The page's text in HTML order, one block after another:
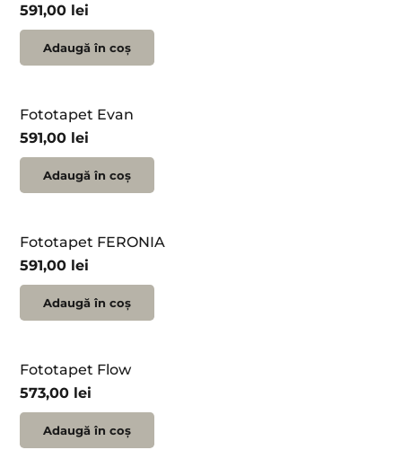
591,00 lei
Adaugă în coș
Fototapet Evan
591,00 lei
Adaugă în coș
Fototapet FERONIA
591,00 lei
Adaugă în coș
Fototapet Flow
573,00 lei
Adaugă în coș